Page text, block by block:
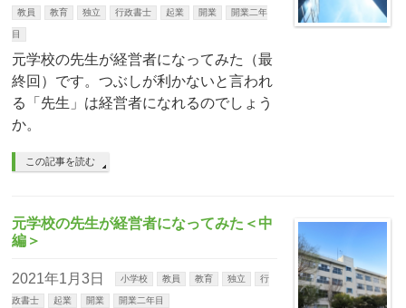
教員 教育 独立 行政書士 起業 開業 開業二年
目
元学校の先生が経営者になってみた（最
終回）です。つぶしが利かないと言われ
る「先生」は経営者になれるのでしょう
か。
この記事を読む
元学校の先生が経営者になってみた＜中
編＞
2021年1月3日 小学校 教員 教育 独立 行
政書士 起業 開業 開業二年目